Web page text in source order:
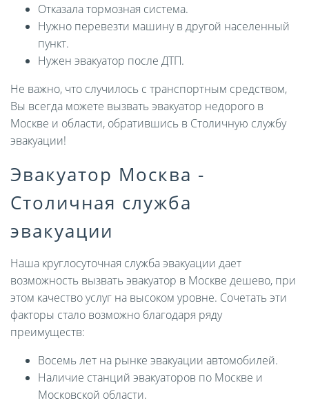
Отказала тормозная система.
Нужно перевезти машину в другой населенный
пункт.
Нужен эвакуатор после ДТП.
Не важно, что случилось с транспортным средством,
Вы всегда можете вызвать эвакуатор недорого в
Москве и области, обратившись в Столичную службу
эвакуации!
Эвакуатор Москва -
Столичная служба
эвакуации
Наша круглосуточная служба эвакуации дает
возможность вызвать эвакуатор в Москве дешево, при
этом качество услуг на высоком уровне. Сочетать эти
факторы стало возможно благодаря ряду
преимуществ:
Восемь лет на рынке эвакуации автомобилей.
Наличие станций эвакуаторов по Москве и
Московской области.